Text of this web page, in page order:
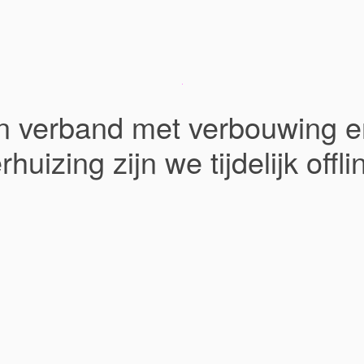
verband met verbouwing
zijn we tijdelijk